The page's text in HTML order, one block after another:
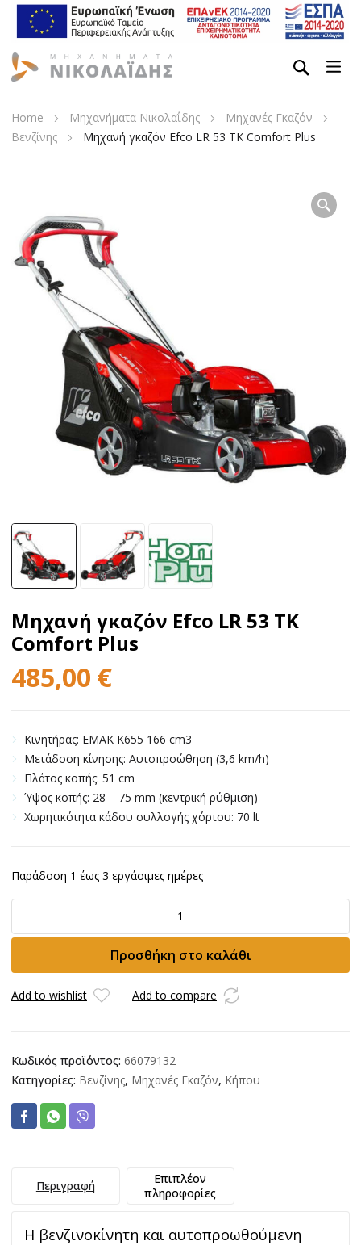
Home Μηχανήματα Νικολαΐδης
Μηχανές Γκαζόν
Βενζίνης
Μηχανή γκαζόν Efco LR 53 TK Comfort Plus
Μηχανή γκαζόν Efco LR 53 TK
Comfort Plus
485,00 €
Kινητήρας: EMAK K655 166 cm3
Mετάδοση κίνησης: Αυτοπροώθηση (3,6 km/h)
Πλάτος κοπής: 51 cm
Ύψος κοπής: 28 – 75 mm (κεντρική ρύθμιση)
Xωρητικότητα κάδου συλλογής χόρτου: 70 lt
Παράδοση 1 έως 3 εργάσιμες ημέρες
Efco
53
TK
Προσθήκη στο καλάθι
Add to wishlist Add to compare
Κωδικός προϊόντος: 66079132
Κατηγορίες: Βενζίνης, Μηχανές Γκαζόν, Κήπου
Περιγραφή
Επιπλέον
πληροφορίες
Η βενζινοκίνητη και αυτοπροωθούμενη